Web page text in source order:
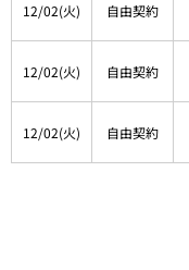
12/02(火) 自由契約
12/02(火) 自由契約
12/02(火) 自由契約